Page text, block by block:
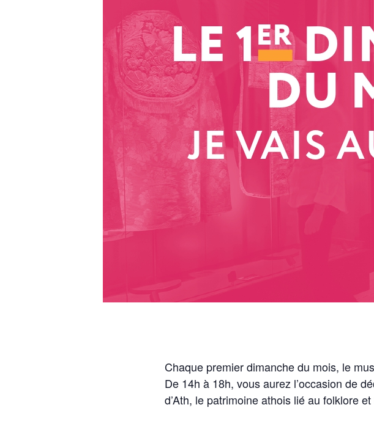
Chaque premier dimanche du mois, le
De 14h à 18h, vous aurez l’occasion de
d’Ath, le patrimoine athois lié au folklore